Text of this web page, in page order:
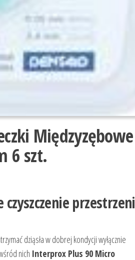
Międzyzębowe
6 szt.
przestrzeni
dziąsła w dobrej kondycji wyłącznie
nich Interprox Plus 90 Micro